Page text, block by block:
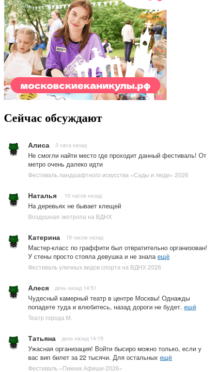
Сейчас обсуждают
Алиса 3 часа назад
Не смогли найти место где проходит данный фестиваль! От
метро очень далеко идти
Фестиваль ландшафтного искусства «Сады и люди» 2026
Наталья 10 часов назад
На деревьях не бывает клещей
Воздушная экотропа на ВДНХ
Катерина 19 часов назад
Мастер-класс по граффити был отвратительно организован!
У стены просто стояла девушка и не знала ещё
Фестиваль уличных видов спорта на ВДНХ 2026
Алеся день назад 14:51
Чудесный камерный театр в центре Москвы! Однажды
попадете туда и влюбитесь, назад дороги не будет. ещё
Театр города М.
Татьяна день назад 14:19
Ужасная организация! Войти бысиро можно только, если у
вас вип билет за 22 тысячи. Для остальных ещё
Фестиваль «Пикник Афиши-2026»